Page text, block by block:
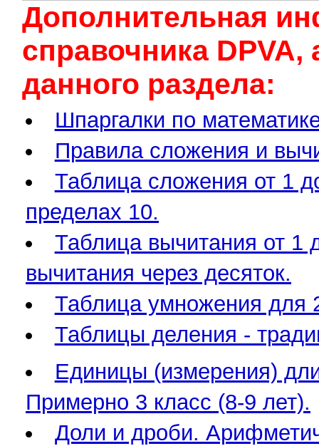
Дополнительная
cправочника
данного раздела:
Шпаргалки по
Правила сложения и
Таблица сложения от 1
пределах 10.
Таблица вычитания от 1
вычитания через десяток.
Таблица умножения для
Таблицы деления -
Единицы (измерения)
Примерно 3 класс (8-9 лет).
Доли и дроби.